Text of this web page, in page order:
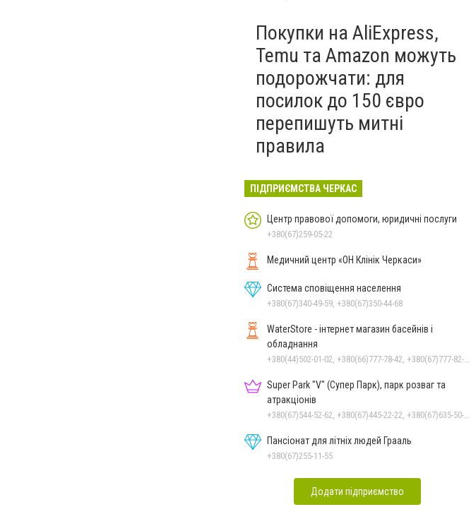
Покупки на AliExpress,
Temu та Amazon можуть
подорожчати: для
посилок до 150 євро
перепишуть митні
правила
ПІДПРИЄМСТВА ЧЕРКАС
Центр правової допомоги, юридичні послуги
+380(67)259-05-22
Медичний центр «ОН Клінік Черкаси»
Система сповіщення населення
+380(67)340-49-59, +380(67)350-44-68
WaterStore - інтернет магазин басейнів і
обладнання
+380(44)502-01-02, +380(66)777-78-42, +380(67)777-82-19, +380(67)890-80-80, +380(73)890-80-80, +380(44)502-01-03
Super Park "V" (Супер Парк), парк розваг та
атракціонів
+380(67)544-52-62, +380(67)445-22-22, +380(67)635-50-50
Пансіонат для літніх людей Грааль
+380(67)255-11-55
Додати підприємство